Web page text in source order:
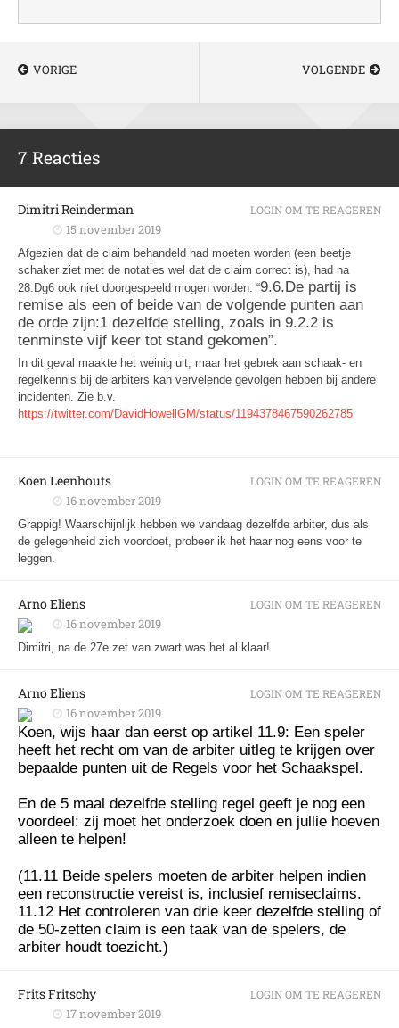
VORIGE VOLGENDE
7 Reacties
Dimitri Reinderman
15 november 2019
Afgezien dat de claim behandeld had moeten worden (een beetje
schaker ziet met de notaties wel dat de claim correct is), had na
28.Dg6 ook niet doorgespeeld mogen worden: “9.6.De partij is
remise als een of beide van de volgende punten aan
de orde zijn:1 dezelfde stelling, zoals in 9.2.2 is
tenminste vijf keer tot stand gekomen”.
In dit geval maakte het weinig uit, maar het gebrek aan schaak- en
regelkennis bij de arbiters kan vervelende gevolgen hebben bij andere
incidenten. Zie b.v.
https://twitter.com/DavidHowellGM/status/1194378467590262785
LOGIN OM TE REAGEREN
Koen Leenhouts
16 november 2019
Grappig! Waarschijnlijk hebben we vandaag dezelfde arbiter, dus als
de gelegenheid zich voordoet, probeer ik het haar nog eens voor te
leggen.
LOGIN OM TE REAGEREN
Arno Eliens
16 november 2019
Dimitri, na de 27e zet van zwart was het al klaar!
LOGIN OM TE REAGEREN
Arno Eliens
16 november 2019
Koen, wijs haar dan eerst op artikel 11.9: Een speler
heeft het recht om van de arbiter uitleg te krijgen over
bepaalde punten uit de Regels voor het Schaakspel.
En de 5 maal dezelfde stelling regel geeft je nog een
voordeel: zij moet het onderzoek doen en jullie hoeven
alleen te helpen!
(11.11 Beide spelers moeten de arbiter helpen indien
een reconstructie vereist is, inclusief remiseclaims.
11.12 Het controleren van drie keer dezelfde stelling of
de 50-zetten claim is een taak van de spelers, de
arbiter houdt toezicht.)
LOGIN OM TE REAGEREN
Frits Fritschy
17 november 2019
LOGIN OM TE REAGEREN